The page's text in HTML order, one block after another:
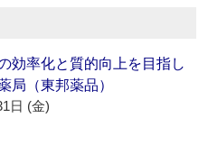
効率化と質的向上を目指し
局（東邦薬品）
日 (金)